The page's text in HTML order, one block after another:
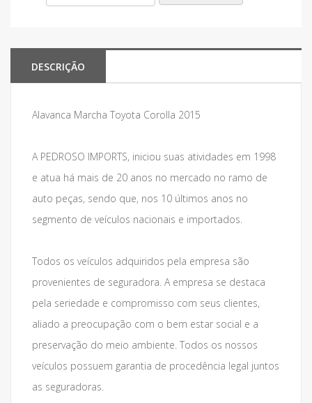
DESCRIÇÃO
Alavanca Marcha Toyota Corolla 2015
A PEDROSO IMPORTS, iniciou suas atividades em 1998
e atua há mais de 20 anos no mercado no ramo de
auto peças, sendo que, nos 10 últimos anos no
segmento de veículos nacionais e importados.
Todos os veículos adquiridos pela empresa são
provenientes de seguradora. A empresa se destaca
pela seriedade e compromisso com seus clientes,
aliado a preocupação com o bem estar social e a
preservação do meio ambiente. Todos os nossos
veículos possuem garantia de procedência legal juntos
as seguradoras.